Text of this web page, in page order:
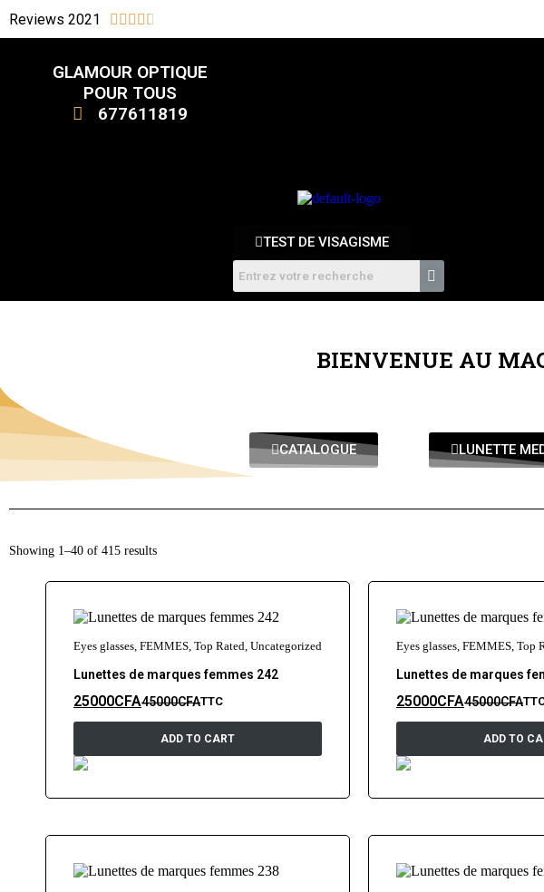
Reviews 2021     
GLAMOUR OPTIQUE
POUR TOUS
677611819
TEST DE VISAGISME
BIENVENUE AU
CATALOGUE LUNETTE
Showing 1–40 of 415 results
Eyes glasses, FEMMES, Top Rated, Uncategorized
Lunettes de marques femmes 242
45000CFA
25000CFA TTC
ADD TO CART
Eyes glasses, FEMMES, Top
Lunettes de marques
45000CFA
25000CFA
ADD TO